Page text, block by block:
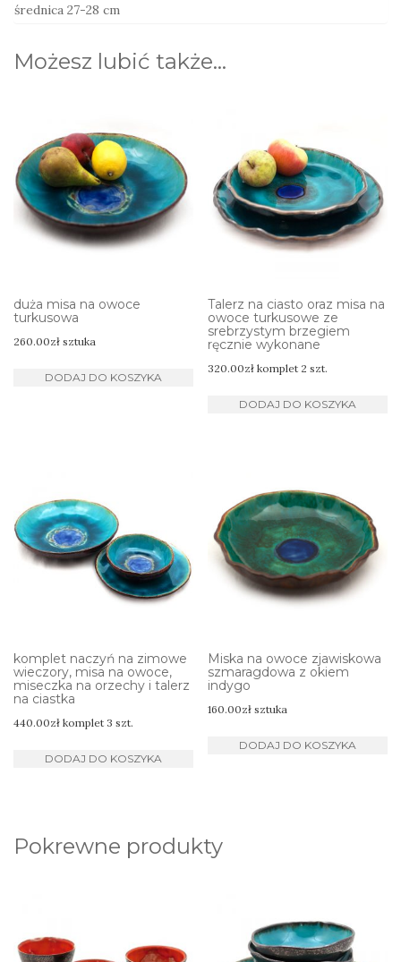
średnica 27-28 cm
Możesz lubić także…
duża misa na owoce
turkusowa
260.00zł sztuka
DODAJ DO KOSZYKA
Talerz na ciasto oraz misa na
owoce turkusowe ze
srebrzystym brzegiem
ręcznie wykonane
320.00zł komplet 2 szt.
DODAJ DO KOSZYKA
komplet naczyń na zimowe
wieczory, misa na owoce,
miseczka na orzechy i talerz
na ciastka
440.00zł komplet 3 szt.
DODAJ DO KOSZYKA
Miska na owoce zjawiskowa
szmaragdowa z okiem
indygo
160.00zł sztuka
DODAJ DO KOSZYKA
Pokrewne produkty